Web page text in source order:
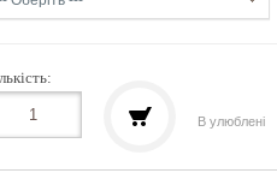
В улюблені